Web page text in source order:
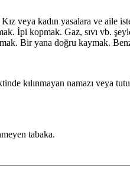
veya kadın yasalara ve aile
İpi kopmak. Gaz, sıvı vb.
Bir yana doğru kaymak.
kılınmayan namazı veya
tabaka.